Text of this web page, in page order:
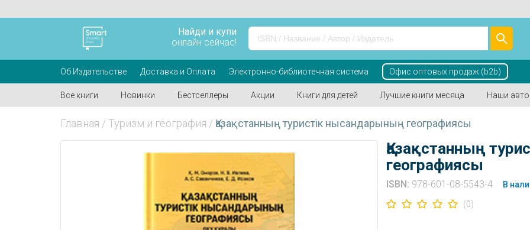
Найди и купи
онлайн сейчас!
Об Издательстве Доставка и Оплата Электронно-библиотечная система Офис оптовых продаж (b2b)
Все книги Новинки Бестселлеры Акции Книги для детей Лучшие книги месяца Наши
Главная /Туризм и география / Қазақстанның туристік нысандарының географиясы
Қазақстанның
географиясы
ISBN: 978-601-08-5543-4 В
(0)